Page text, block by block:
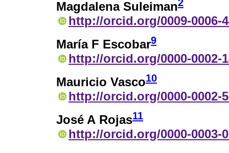
Magdalena Suleiman2
http://orcid.org/0009-0006-
María F Escobar9
http://orcid.org/0000-0002-
Mauricio Vasco10
http://orcid.org/0000-0002-
José A Rojas11
http://orcid.org/0000-0003-